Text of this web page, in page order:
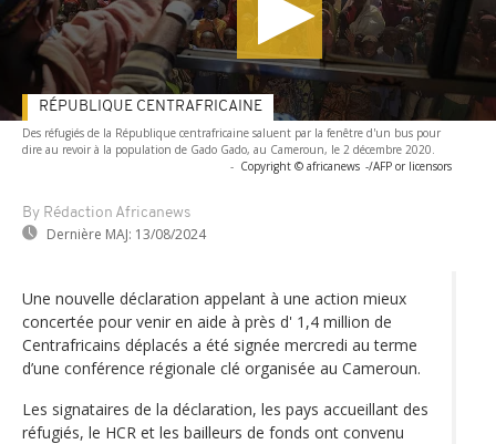
Des réfugiés de la République centrafricaine saluent par la fenêtre d'un bus pour
dire au revoir à la population de Gado Gado, au Cameroun, le 2 décembre 2020.
- Copyright © africanews -/AFP or licensors
By Rédaction Africanews
Dernière MAJ: 13/08/2024
RÉPUBLIQUE CENTRAFRICAINE
Une nouvelle déclaration appelant à une action mieux
concertée pour venir en aide à près d' 1,4 million de
Centrafricains déplacés a été signée mercredi au terme
d’une conférence régionale clé organisée au Cameroun.
Les signataires de la déclaration, les pays accueillant des
réfugiés, le HCR et les bailleurs de fonds ont convenu